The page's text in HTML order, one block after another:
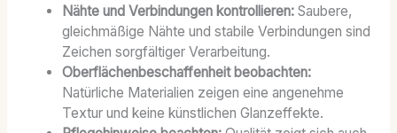
Nähte und Verbindungen kontrollieren: Saubere,
gleichmäßige Nähte und stabile Verbindungen sind
Zeichen sorgfältiger Verarbeitung.
Oberflächenbeschaffenheit beobachten:
Natürliche Materialien zeigen eine angenehme
Textur und keine künstlichen Glanzeffekte.